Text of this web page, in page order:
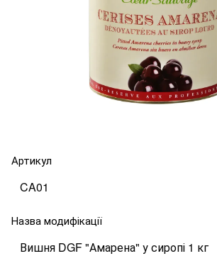
Артикул
CA01
Назва модифікації
Вишня DGF "Амарена" у сиропі 1 кг